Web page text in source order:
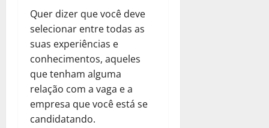
Quer dizer que você deve
selecionar entre todas as
suas experiências e
conhecimentos, aqueles
que tenham alguma
relação com a vaga e a
empresa que você está se
candidatando.